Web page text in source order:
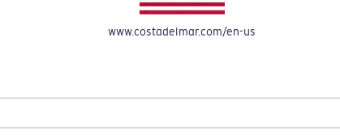
www.costadelmar.com/en-us